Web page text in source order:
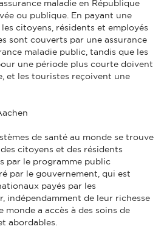
maladie en République
ou publique. En payant une
citoyens, résidents et employés
sont couverts par une assurance
maladie public, tandis que les
une période plus courte doivent
et les touristes reçoivent une
de santé au monde se trouve
citoyens et des résidents
par le programme public
par le gouvernement, qui est
payés par les
indépendamment de leur richesse
a accès à des soins de
abordables.